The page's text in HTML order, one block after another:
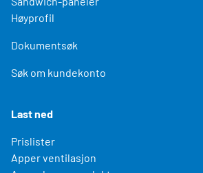
Høyprofil
Dokumentsøk
Søk om kundekonto
Last ned
Prislister
Apper ventilasjon